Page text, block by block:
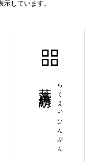
しています。
らくえいひんぷん